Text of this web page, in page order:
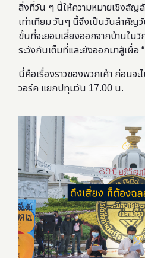
สิ่งที่วัน ๆ นี้ให้ความหมายเชิงสั
เท่าเทียม วันๆ นี้จึงเป็นวันสำคัญ
ขั้นที่จะยอมเสี่ยงออกจากบ้านใน
ระวังกันเต็มที่และยังออกมาสู้เผื่อ
นี่คือเรื่องราวของพวกเค้า ก่อนจ
วอร์ค แยกปทุมวัน 17.00 น.